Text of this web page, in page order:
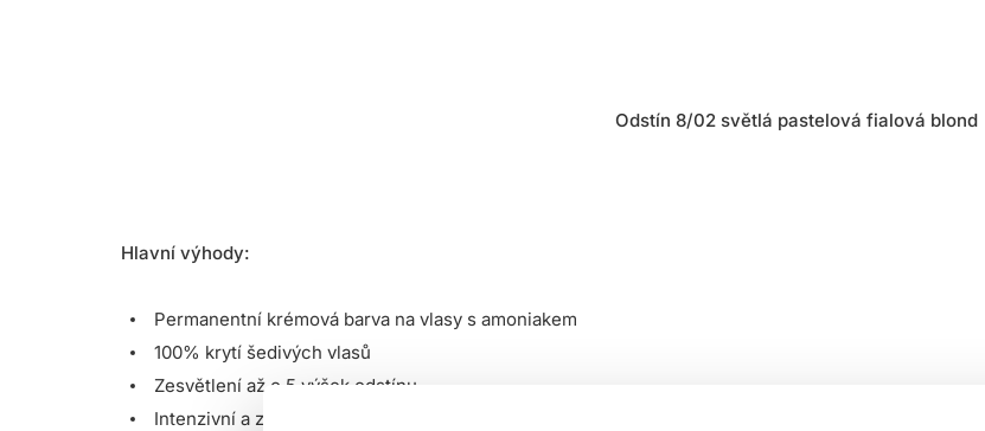
Odstín 8/02 světlá pastelová fialová blond
Hlavní výhody:
Permanentní krémová barva na vlasy s amoniakem
100% krytí šedivých vlasů
Zesvětlení až o 5 výšek odstínu
Intenzivní a zářivé barvy